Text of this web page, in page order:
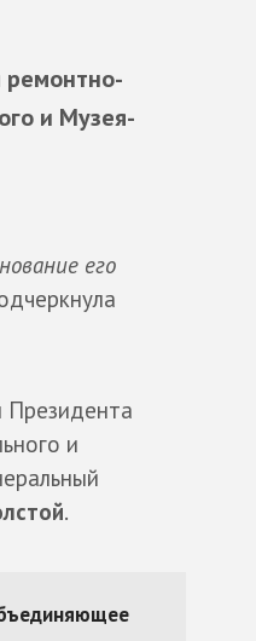
ремонтно-
и Музея-
его
Президента
и
.